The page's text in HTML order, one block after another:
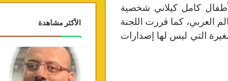
كامل كيلاني شخصية
العربي، كما قررت اللجنة
التي ليس لها إصدارات
الأكثر مشاهدة